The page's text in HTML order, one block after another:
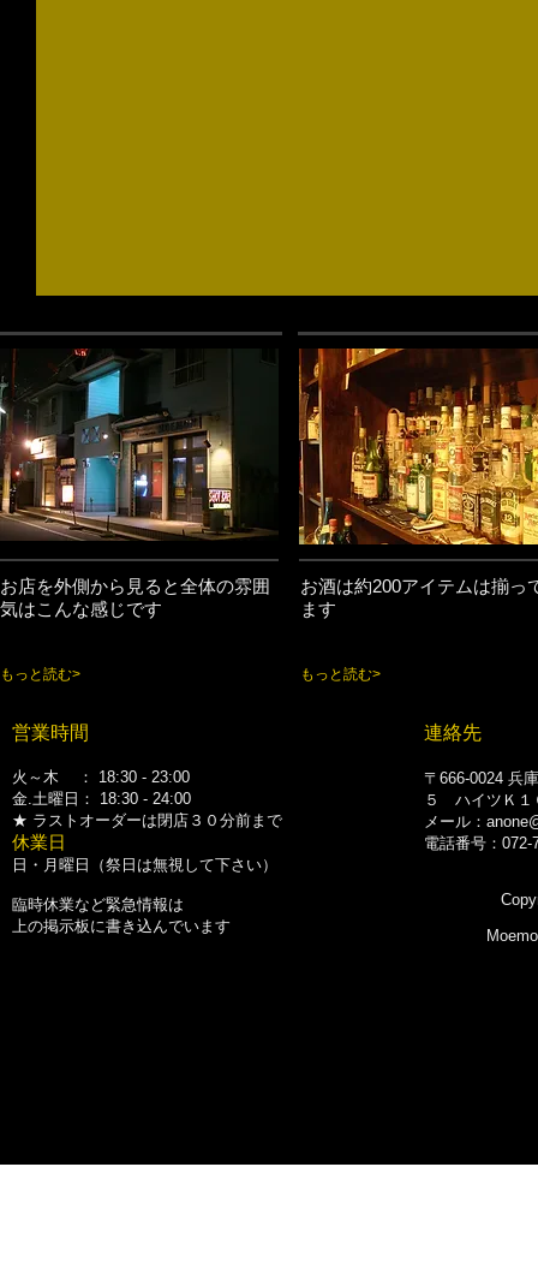
お店を外側から見ると全体の雰囲
気はこんな感じです
もっと読む>
お酒は約200アイテムは揃っ
ます
もっと読む>
営業時間
火～木 ： 18:30 - 23:00
金.土曜日： 18:30 - 24:00
★ ラストオーダーは閉店３０分前まで
休業日
日・月曜日（祭日は無視して下さい）
臨時休業など緊急情報は
上の掲示板に書き込んでいます
連絡先
〒666-0024 兵
５ ハイツＫ１
メール：
電話番号：072-